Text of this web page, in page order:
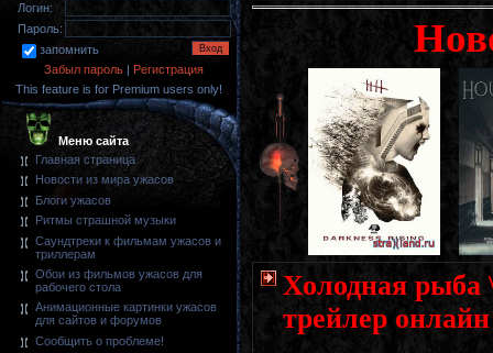
Логин:
Пароль:
запомнить
Забыл пароль | Регистрация
This feature is for Premium users only!
Меню сайта
Главная страница
Новости из мира ужасов
Блоги ужасов
Ритмы страшной музыки
Саундтреки к фильмам ужасов и
триллерам
Обои из фильмов ужасов для
рабочего стола
Анимационные картинки ужасов
для сайтов и форумов
Сообщить о проблеме!
Холодная рыба
трейлер